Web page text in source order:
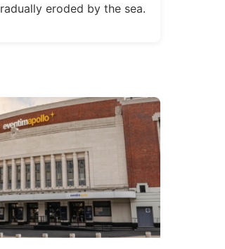
eroded by the sea.